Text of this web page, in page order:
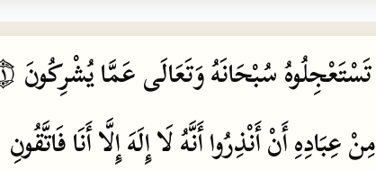
تَسْتَعْجِلُوهُسُبْحَانَهُوَتَعَالَىعَمَّايُشْرِكُونَ
مِنْعِبَادِهِأَنْأَنْذِرُواأَنَّهُلَاإِلَهَإِلَّاأَنَافَاتَّقُونِ